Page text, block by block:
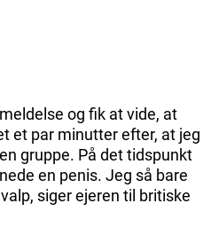
og fik at vide, at
et par minutter efter, at jeg
gruppe. På det tidspunkt
en penis. Jeg så bare
siger ejeren til britiske